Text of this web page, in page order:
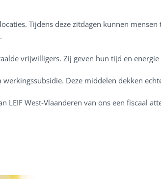
Tijdens deze zitdagen kunnen
vrijwilligers. Zij geven hun tijd en
Deze middelen dekken
LEIF West-Vlaanderen van ons een fiscaal